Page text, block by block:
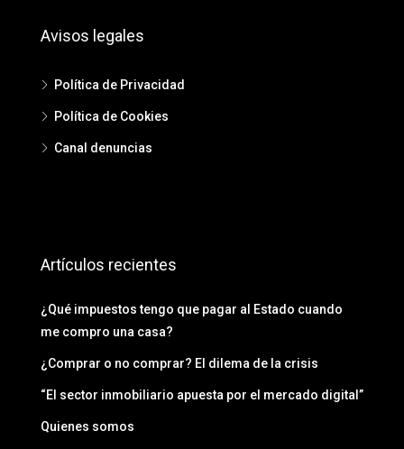
Avisos legales
Política de Privacidad
Política de Cookies
Canal denuncias
Artículos recientes
¿Qué impuestos tengo que pagar al Estado cuando
me compro una casa?
¿Comprar o no comprar? El dilema de la crisis
“El sector inmobiliario apuesta por el mercado digital”
Quienes somos